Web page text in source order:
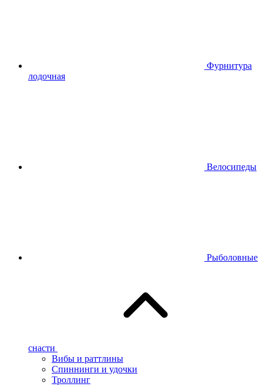
Фурнитура
лодочная
Велосипеды
Рыболовные
снасти
Вибы и раттлины
Спиннинги и удочки
Троллинг